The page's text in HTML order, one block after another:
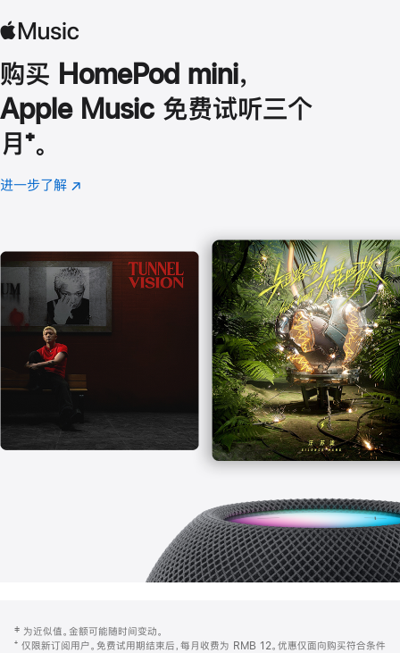
购买 HomePod mini，
Apple Music 免费试听三个
月 脚
注
⁺。
进一步了解 Apple
(在
口
中
打
开)
页
注
‡ 为近似值。金额可能随时间变动。
⁺ 仅限新订阅用户。免费试用期结束后，每月收费为 RMB 12。优惠仅面向购买符合条件